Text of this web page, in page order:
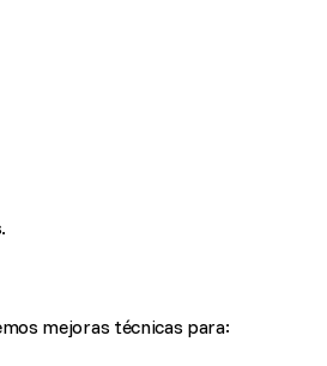
mejoras técnicas para: